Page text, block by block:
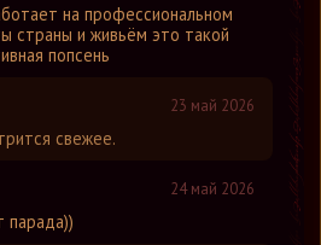
на профессиональном
страны и живьём это такой
попсень
23 май 2026
свежее.
24 май 2026
парада))